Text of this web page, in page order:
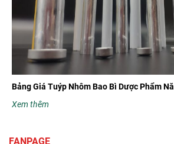
Bảng Giá Tuýp Nhôm Bao Bì Dược Phẩm
Xem thêm
FANPAGE